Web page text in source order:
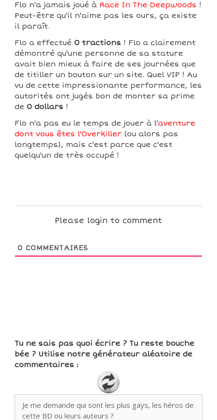
Flo n'a jamais joué à Race In The Deepwoods !
Peut-être qu'il n'aime pas les ours, ça existe
il paraît.
Flo a effectué 0 tractions ! Flo a clairement
démontré qu'une personne de sa stature
avait bien mieux à faire de ses journées que
de titiller un bouton sur un site. Quel VIP ! Au
vu de cette impressionante performance, les
autorités ont jugés bon de monter sa prime
de 0 dollars !
Flo n'a pas eu le temps de jouer à l'aventure
dont vous êtes l'Overkiller (ou alors pas
longtemps), mais c'est parce que c'est
quelqu'un de très occupé !
Please login to comment
0 COMMENTAIRES
Tu ne sais pas quoi écrire ? Tu reste bouche
bée ? Utilise notre générateur aléatoire de
commentaires :